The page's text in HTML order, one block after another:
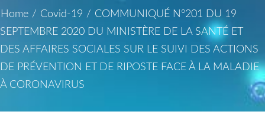
Home / Covid-19 / COMMUNIQUÉ N°201 DU 19
SEPTEMBRE 2020 DU MINISTÈRE DE LA SANTÉ ET
DES AFFAIRES SOCIALES SUR LE SUIVI DES ACTIONS
DE PRÉVENTION ET DE RIPOSTE FACE À LA MALADIE
À CORONAVIRUS